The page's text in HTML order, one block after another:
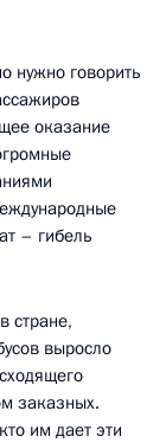
нужно говорить
оказание
– гибель
стране,
выросло
заказных.
им дает эти